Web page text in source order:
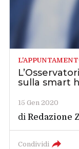
sulla smart
15 Gen 2020
diRedazione
Condividi